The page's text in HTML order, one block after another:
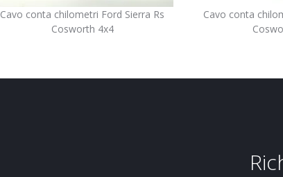
Cavo conta chilometri Ford Sierra Rs
Cosworth 4x4
Cavo conta